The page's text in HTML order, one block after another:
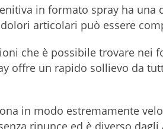
in formato spray ha una
articolari può essere
che è possibile trovare nei
offre un rapido sollievo da
in modo estremamente